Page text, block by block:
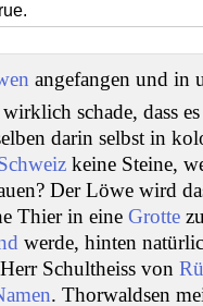
angefangen und in
schade, dass
darin selbst in
keine Steine,
Der Löwe wird
Thier in eine Grotte
werde, hinten
Schultheiss von
. Thorwaldsen